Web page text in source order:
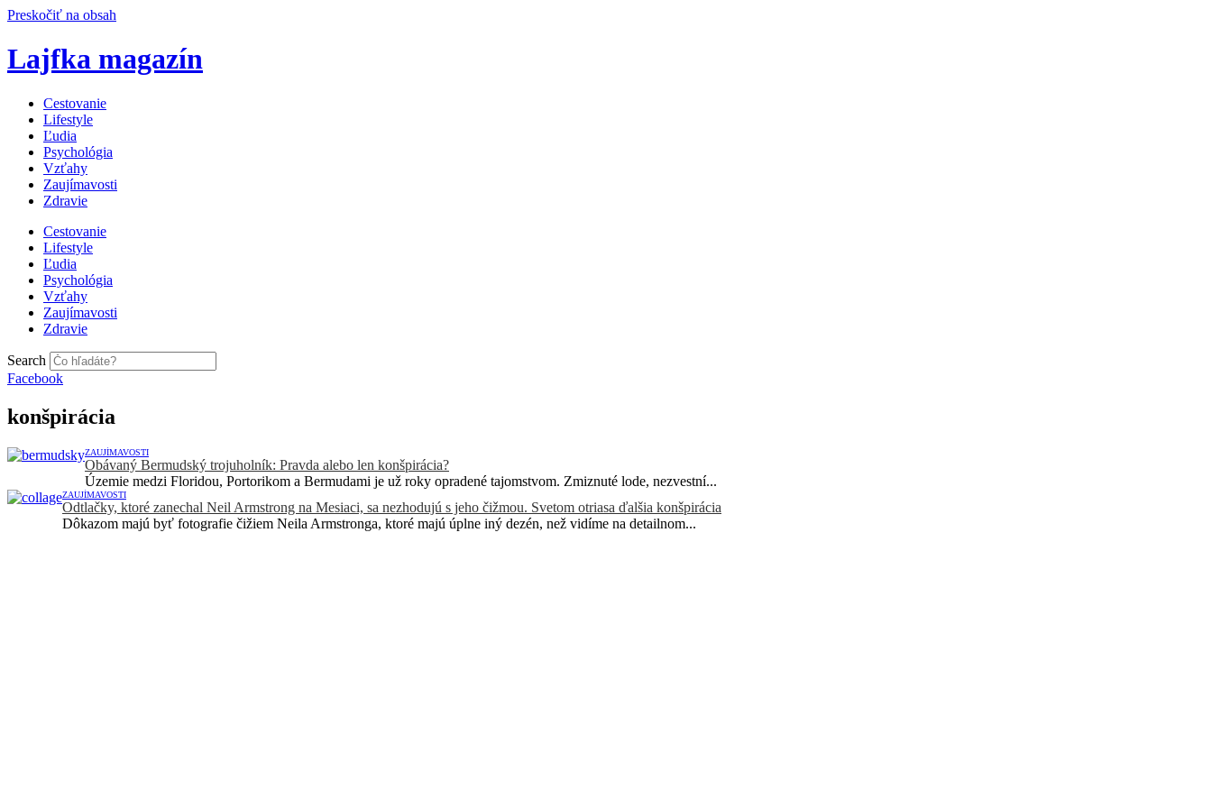
Preskočiť na obsah
Lajfka magazín
Cestovanie
Lifestyle
Ľudia
Psychológia
Vzťahy
Zaujímavosti
Zdravie
Cestovanie
Lifestyle
Ľudia
Psychológia
Vzťahy
Zaujímavosti
Zdravie
Search
Facebook
konšpirácia
ZAUJÍMAVOSTI
Obávaný Bermudský trojuholník: Pravda alebo len konšpirácia?
Územie medzi Floridou, Portorikom a Bermudami je už roky opradené tajomstvom. Zmiznuté lode, nezvestní...
ZAUJÍMAVOSTI
Odtlačky, ktoré zanechal Neil Armstrong na Mesiaci, sa nezhodujú s jeho čižmou. Svetom otriasa ďalšia konšpirácia
Dôkazom majú byť fotografie čižiem Neila Armstronga, ktoré majú úplne iný dezén, než vidíme na detailnom...